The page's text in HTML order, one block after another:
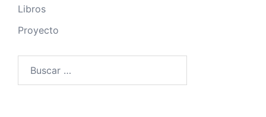
Libros
Proyecto